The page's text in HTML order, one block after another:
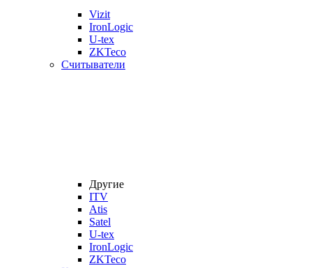
Vizit
IronLogic
U-tex
ZKTeco
Считыватели
Другие
ITV
Atis
Satel
U-tex
IronLogic
ZKTeco